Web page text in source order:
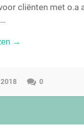
cliënten met o.a
→
0